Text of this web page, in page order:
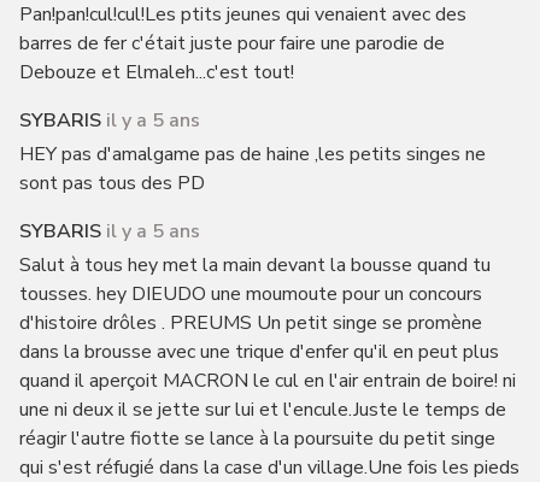
Pan!pan!cul!cul!Les ptits jeunes qui venaient avec des
barres de fer c'était juste pour faire une parodie de
Debouze et Elmaleh...c'est tout!
SYBARIS il y a 5 ans
HEY pas d'amalgame pas de haine ,les petits singes ne
sont pas tous des PD
SYBARIS il y a 5 ans
Salut à tous hey met la main devant la bousse quand tu
tousses. hey DIEUDO une moumoute pour un concours
d'histoire drôles . PREUMS Un petit singe se promène
dans la brousse avec une trique d'enfer qu'il en peut plus
quand il aperçoit MACRON le cul en l'air entrain de boire! ni
une ni deux il se jette sur lui et l'encule.Juste le temps de
réagir l'autre fiotte se lance à la poursuite du petit singe
qui s'est réfugié dans la case d'un village.Une fois les pieds